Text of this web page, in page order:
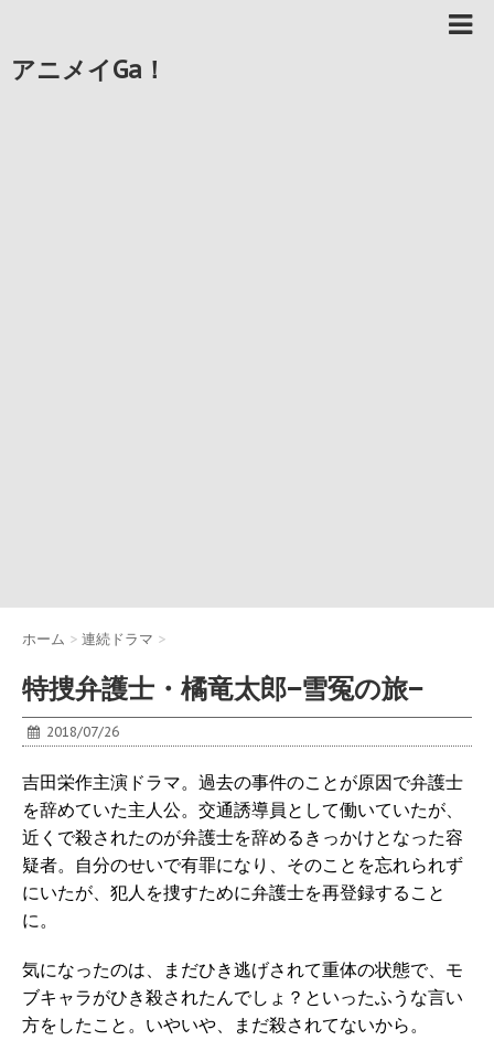
アニメイGa！
ホーム > 連続ドラマ >
特捜弁護士・橘竜太郎−雪冤の旅−
2018/07/26
吉田栄作主演ドラマ。過去の事件のことが原因で弁護士
を辞めていた主人公。交通誘導員として働いていたが、
近くで殺されたのが弁護士を辞めるきっかけとなった容
疑者。自分のせいで有罪になり、そのことを忘れられず
にいたが、犯人を捜すために弁護士を再登録すること
に。
気になったのは、まだひき逃げされて重体の状態で、モ
ブキャラがひき殺されたんでしょ？といったふうな言い
方をしたこと。いやいや、まだ殺されてないから。